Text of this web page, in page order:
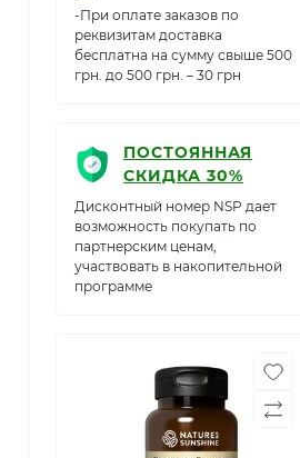
-При оплате заказов по
реквизитам доставка
бесплатна на сумму свыше 500
грн. до 500 грн. – 30 грн
ПОСТОЯННАЯ
СКИДКА 30%
Дисконтный номер NSP дает
возможность покупать по
партнерским ценам,
участвовать в накопительной
программе